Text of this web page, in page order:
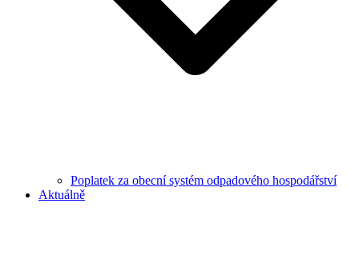
Poplatek za obecní systém odpadového hospodářství
Aktuálně